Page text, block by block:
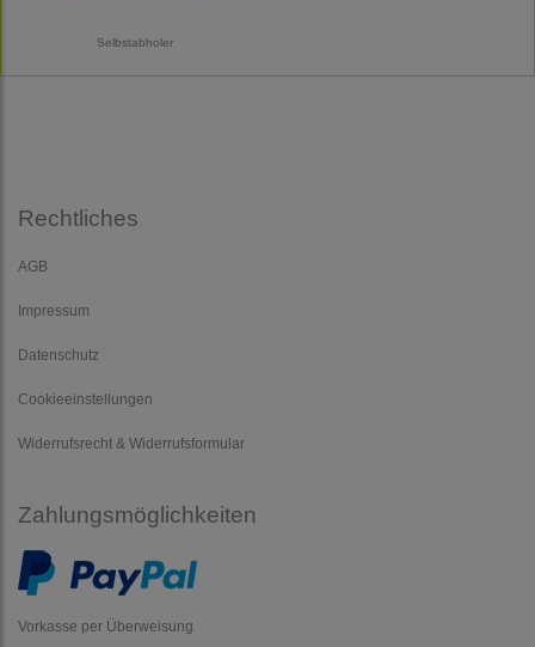
Selbstabholer
Rechtliches
AGB
Impressum
Datenschutz
Cookieeinstellungen
Widerrufsrecht & Widerrufsformular
Zahlungsmöglichkeiten
Vorkasse per Überweisung